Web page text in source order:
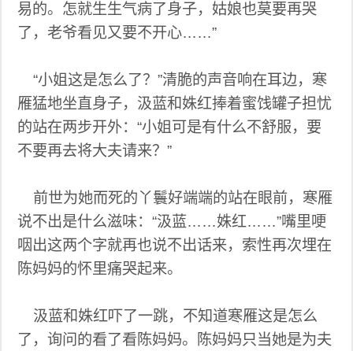
易的。怎就生生气病了身子，姑娘也莫要再哭
了，老爷看见又要不开心……”
“小姐这是怎么了？”清脆的声音响在耳边，寒
雁猛地坐直身子，汲蓝和姝红捧着蜜饯罐子担忧
的站在两步开外：“小姐可是有什么不舒服，要
不要再去将大夫请来？”
前世为她而死的丫鬟好端端的站在眼前，寒雁
说不出是什么滋味：“汲蓝……姝红……”嘴里哽
咽出这两个字就再也说不出话来，索性再次埋在
陈妈妈的怀里痛哭起来。
汲蓝和姝红吓了一跳，不知道寒雁这是怎么
了，询问的看了看陈妈妈。陈妈妈只当她是为夫